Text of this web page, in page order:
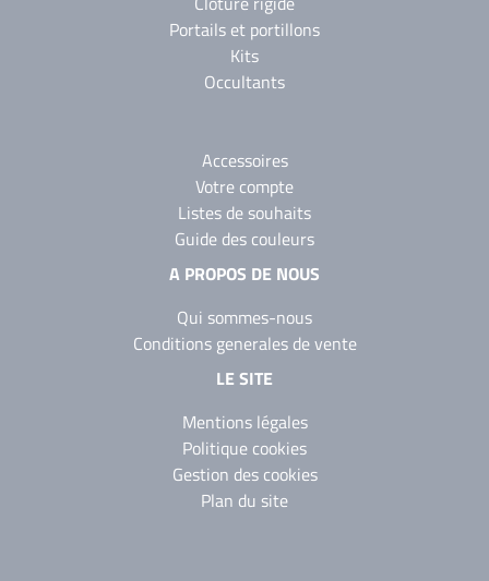
Portails et portillons
Kits
Occultants
Accessoires
Votre compte
Listes de souhaits
Guide des couleurs
A PROPOS DE NOUS
Qui sommes-nous
Conditions generales de vente
LE SITE
Mentions légales
Politique cookies
Gestion des cookies
Plan du site